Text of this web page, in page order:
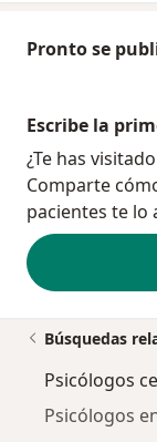
Pronto se
Escribe la
¿Te has
Comparte
pacientes te lo
Búsquedas
Psicólogos
Psicólogos